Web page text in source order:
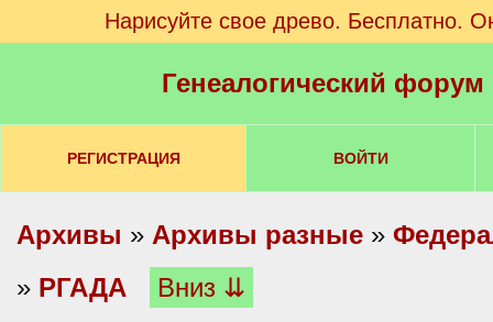
Нарисуйте свое древо. Бесплатно.
Генеалогический
РЕГИСТРАЦИЯ ВОЙТИ
Архивы » Архивы разные »
» РГАДА Вниз ⇊